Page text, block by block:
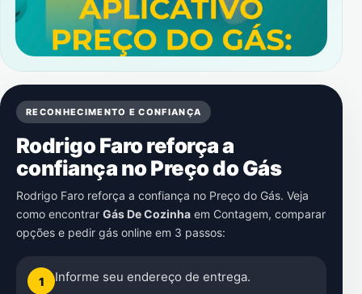
RECONHECIMENTO E CONFIANÇA
Rodrigo Faro reforça a
confiança no Preço do Gás
Rodrigo Faro reforça a confiança no Preço do Gás. Veja
como encontrar Gás De Cozinha em Contagem, comparar
opções e pedir gás online em 3 passos:
1 Informe seu endereço de entrega.